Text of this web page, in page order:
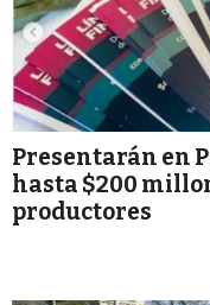
Presentarán en
hasta $200
productores